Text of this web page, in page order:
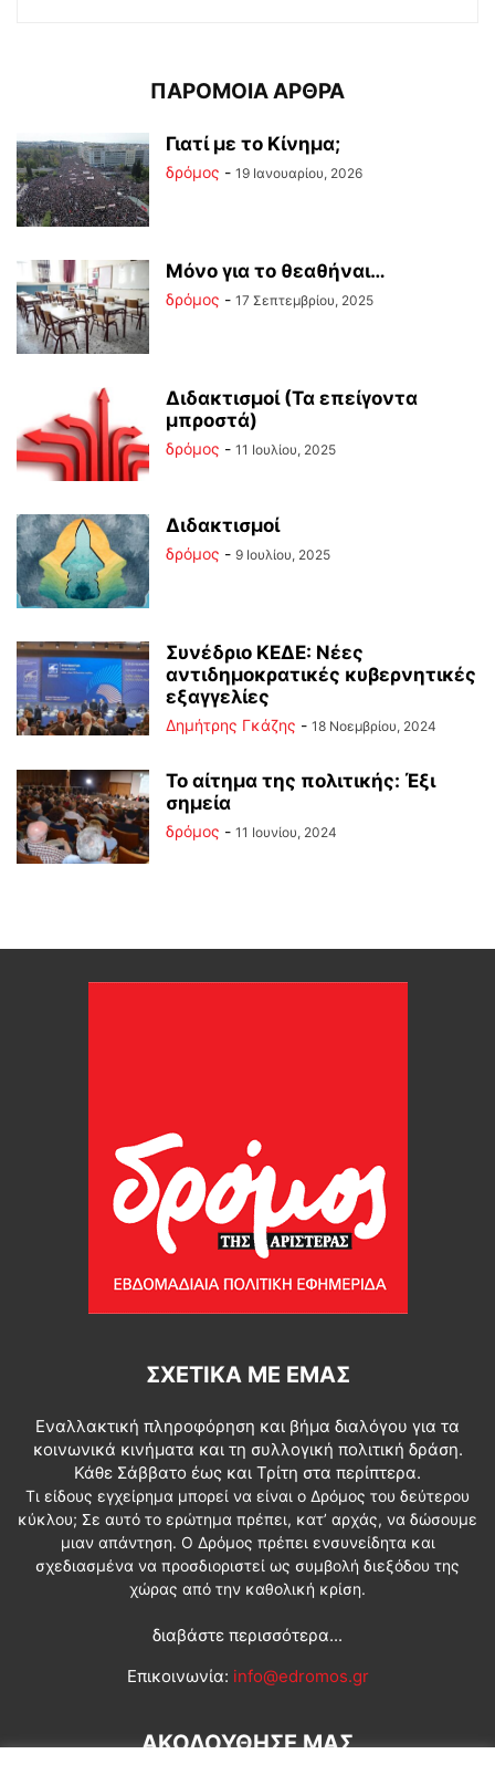
ΠΑΡΟΜΟΙΑ ΑΡΘΡΑ
Γιατί με το Κίνημα;
δρόμος - 19 Ιανουαρίου, 2026
Μόνο για το θεαθήναι…
δρόμος - 17 Σεπτεμβρίου, 2025
Διδακτισμοί (Τα επείγοντα
μπροστά)
δρόμος - 11 Ιουλίου, 2025
Διδακτισμοί
δρόμος - 9 Ιουλίου, 2025
Συνέδριο ΚΕΔΕ: Νέες
αντιδημοκρατικές κυβερνητικές
εξαγγελίες
Δημήτρης Γκάζης - 18 Νοεμβρίου, 2024
Το αίτημα της πολιτικής: Έξι
σημεία
δρόμος - 11 Ιουνίου, 2024
ΣΧΕΤΙΚΆ ΜΕ ΕΜΆΣ
Εναλλακτική πληροφόρηση και βήμα διαλόγου για τα
κοινωνικά κινήματα και τη συλλογική πολιτική δράση.
Κάθε Σάββατο έως και Τρίτη στα περίπτερα.
Τι είδους εγχείρημα μπορεί να είναι ο Δρόμος του δεύτερου
κύκλου; Σε αυτό το ερώτημα πρέπει, κατ’ αρχάς, να δώσουμε
μιαν απάντηση. Ο Δρόμος πρέπει ενσυνείδητα και
σχεδιασμένα να προσδιοριστεί ως συμβολή διεξόδου της
χώρας από την καθολική κρίση.
διαβάστε περισσότερα...
Επικοινωνία: info@edromos.gr
ΑΚΟΛΟΥΘΗΣΕ ΜΑΣ